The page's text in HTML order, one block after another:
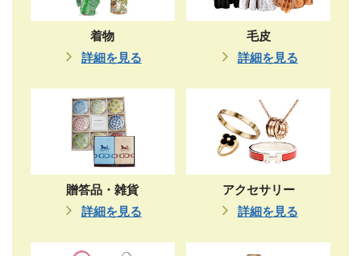
着物
詳細を見る
毛皮
詳細を見る
贈答品・雑貨
詳細を見る
アクセサリー
詳細を見る